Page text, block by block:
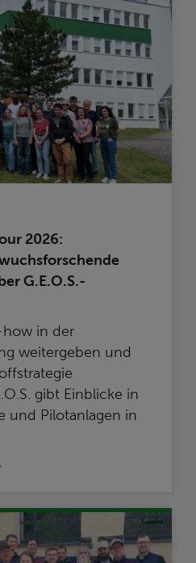
2026:
G.E.O.S.-
how in der
weitergeben und
gibt Einblicke in
und Pilotanlagen in